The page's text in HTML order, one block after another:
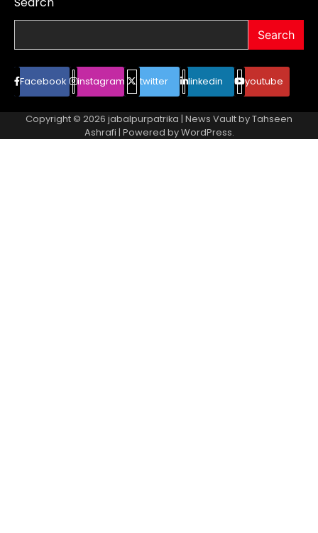
Search
Facebook instagram twitter linkedin youtube
Copyright © 2026 jabalpurpatrika | News Vault byTahseen
Ashrafi | Powered byWordPress.